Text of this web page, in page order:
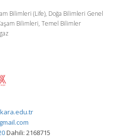
Bilimleri (Life), Doğa Bilimleri Genel
Bilimleri, Temel Bilimler
Dahili: 2168715